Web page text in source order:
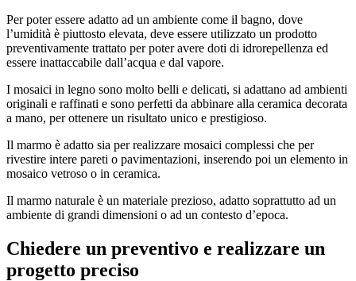
Per poter essere adatto ad un ambiente come il bagno, dove
l’umidità è piuttosto elevata, deve essere utilizzato un prodotto
preventivamente trattato per poter avere doti di idrorepellenza ed
essere inattaccabile dall’acqua e dal vapore.
I mosaici in legno sono molto belli e delicati, si adattano ad ambienti
originali e raffinati e sono perfetti da abbinare alla ceramica decorata
a mano, per ottenere un risultato unico e prestigioso.
Il marmo è adatto sia per realizzare mosaici complessi che per
rivestire intere pareti o pavimentazioni, inserendo poi un elemento in
mosaico vetroso o in ceramica.
Il marmo naturale è un materiale prezioso, adatto soprattutto ad un
ambiente di grandi dimensioni o ad un contesto d’epoca.
Chiedere un preventivo e realizzare un
progetto preciso